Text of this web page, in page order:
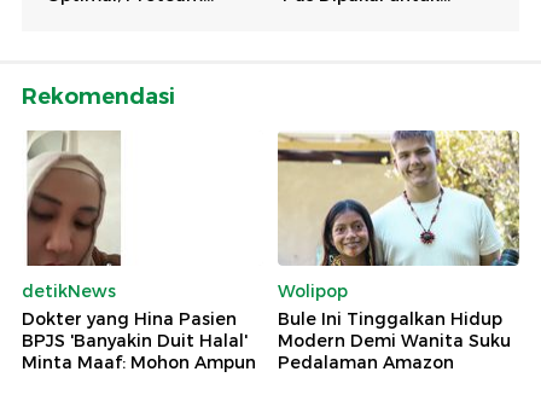
Rekomendasi
detikNews
Dokter yang Hina Pasien
BPJS 'Banyakin Duit Halal'
Minta Maaf: Mohon Ampun
Wolipop
Bule Ini Tinggalkan Hidup
Modern Demi Wanita Suku
Pedalaman Amazon